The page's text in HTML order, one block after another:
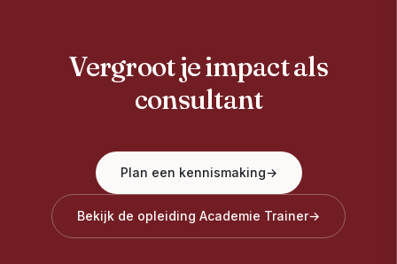
Vergroot je impact als
consultant
Plan een kennismaking→
Bekijk de opleiding Academie Trainer→